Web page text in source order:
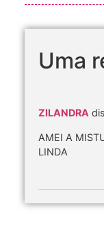
Uma
ZILANDRA
AMEI A
LINDA